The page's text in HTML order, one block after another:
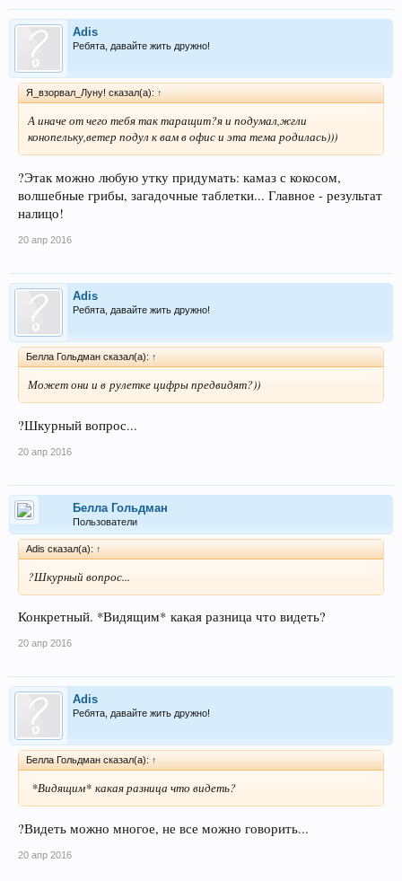
Adis
Ребята, давайте жить дружно!
Я_взорвал_Луну! сказал(а): ↑
А иначе от чего тебя так таращит?я и подумал,жгли
конопельку,ветер подул к вам в офис и эта тема родилась)))
?Этак можно любую утку придумать: камаз с кокосом,
волшебные грибы, загадочные таблетки... Главное - результат
налицо!
20 апр 2016
Adis
Ребята, давайте жить дружно!
Беллa Гольдман сказал(а): ↑
Может они и в рулетке цифры предвидят?))
?Шкурный вопрос...
20 апр 2016
Беллa Гольдман
Пользователи
Adis сказал(а): ↑
?Шкурный вопрос...
Конкретный. *Видящим* какая разница что видеть?
20 апр 2016
Adis
Ребята, давайте жить дружно!
Беллa Гольдман сказал(а): ↑
*Видящим* какая разница что видеть?
?Видеть можно многое, не все можно говорить...
20 апр 2016